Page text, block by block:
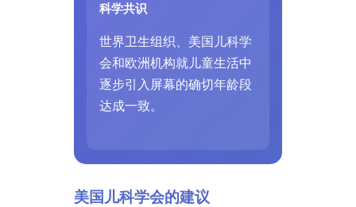
科学共识
世界卫生组织、美国儿科学
会和欧洲机构就儿童生活中
逐步引入屏幕的确切年龄段
达成一致。
美国儿科学会的建议